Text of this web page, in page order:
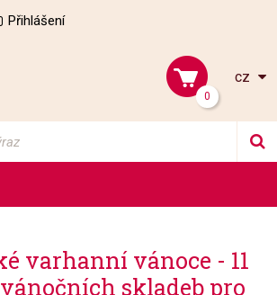
Přihlášení
0
cz
varhanní vánoce - 11
skladeb pro